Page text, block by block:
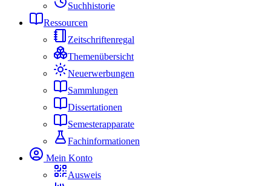
Suchhistorie
Ressourcen
Zeitschriftenregal
Themenübersicht
Neuerwerbungen
Sammlungen
Dissertationen
Semesterapparate
Fachinformationen
Mein Konto
Ausweis